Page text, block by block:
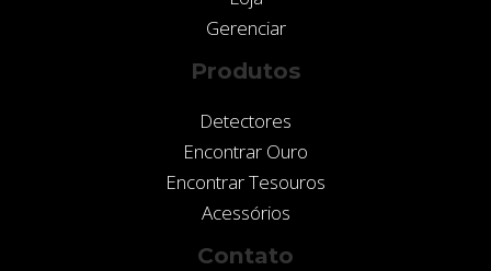
Gerenciar
Produtos
Detectores
Encontrar Ouro
Encontrar Tesouros
Acessórios
Contato